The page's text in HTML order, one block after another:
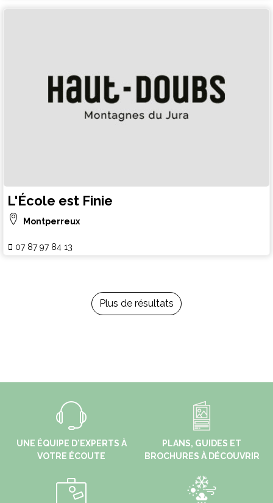
L'École est Finie
Montperreux
07 87 97 84 13
Plus de résultats
UNE ÉQUIPE D'EXPERTS À
VOTRE ÉCOUTE
PLANS, GUIDES ET
BROCHURES À DÉCOUVRIR